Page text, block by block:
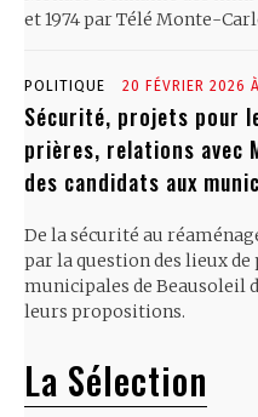
et 1974 par Télé Monte-
POLITIQUE 20 FÉVRIER 2026
Sécurité, projets pour
prières, relations avec
des candidats aux
De la sécurité au
par la question des lieux
municipales de Beausoleil
leurs propositions.
La Sélection